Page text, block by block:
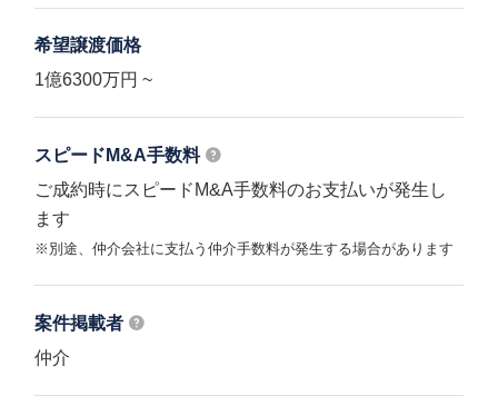
希望譲渡価格
1億6300万円 ~
スピードM&A手数料
ご成約時にスピードM&A手数料のお支払いが発生し
ます
※別途、仲介会社に支払う仲介手数料が発生する場合があります
案件掲載者
仲介